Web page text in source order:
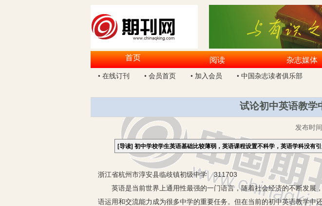
首页 阅读 杂志媒体
• 在线订刊
• 会员首页 • 加入会员 • 中国杂志读者俱乐部
试论初中英语教学
发布时间
[导读]初中学校学生英语基础比较薄弱，英语课程设置不科学，英语学科没有
浙江省杭州市淳安县临歧镇初级中学 311703
英语是当前世界上通用性最强的一门语言，随着社会经济的不断发展
语运用和交流能力成为很多中学的重要任务。但在当前的初中英语教学